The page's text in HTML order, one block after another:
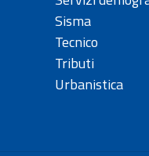
Sisma
Tecnico
Tributi
Urbanistica